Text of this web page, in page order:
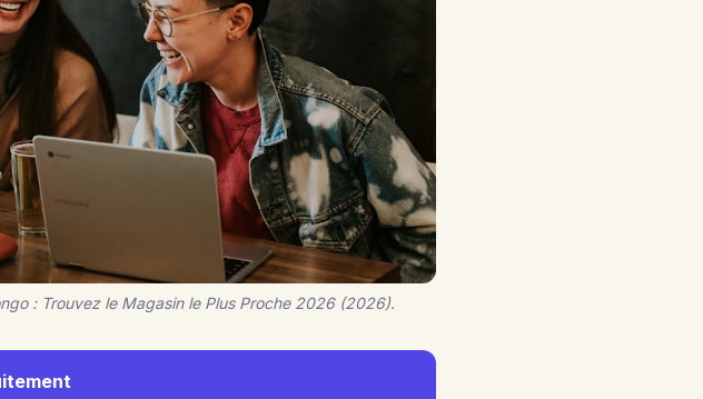
: Trouvez le Magasin le Plus Proche 2026 (2026).